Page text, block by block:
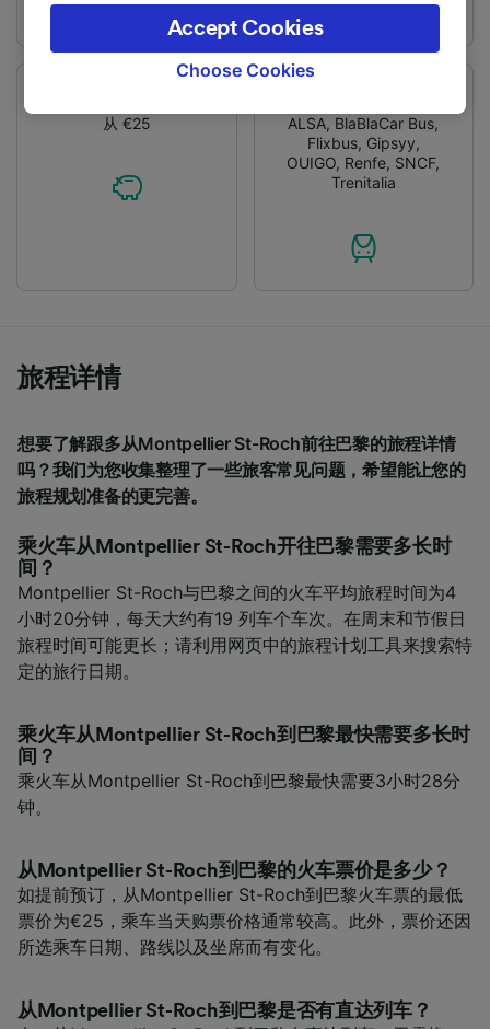
从 €25
ALSA, BlaBlaCar Bus,
Flixbus, Gipsyy,
OUIGO, Renfe, SNCF,
Trenitalia
旅程详情
想要了解跟多从Montpellier St-Roch前往巴黎的旅程详情
吗？我们为您收集整理了一些旅客常见问题，希望能让您的
旅程规划准备的更完善。
乘火车从Montpellier St-Roch开往巴黎需要多长时
间？
Montpellier St-Roch与巴黎之间的火车平均旅程时间为4
小时20分钟，每天大约有19 列车个车次。在周末和节假日
旅程时间可能更长；请利用网页中的旅程计划工具来搜索特
定的旅行日期。
乘火车从Montpellier St-Roch到巴黎最快需要多长时
间？
乘火车从Montpellier St-Roch到巴黎最快需要3小时28分
钟。
从Montpellier St-Roch到巴黎的火车票价是多少？
如提前预订，从Montpellier St-Roch到巴黎火车票的最低
票价为€25，乘车当天购票价格通常较高。此外，票价还因
所选乘车日期、路线以及坐席而有变化。
从Montpellier St-Roch到巴黎是否有直达列车？
the privacy policy page. These choices will be
signaled to our partners and will not affect
browsing data. Your data will not be used for
track you.
We and our partners process data to provide:
Use precise geolocation data. Actively scan
device characteristics for identification. Store
and/or access information on a device.
Personalised advertising and content,
audience research and services development.
Choose Cookies
Accept Cookies